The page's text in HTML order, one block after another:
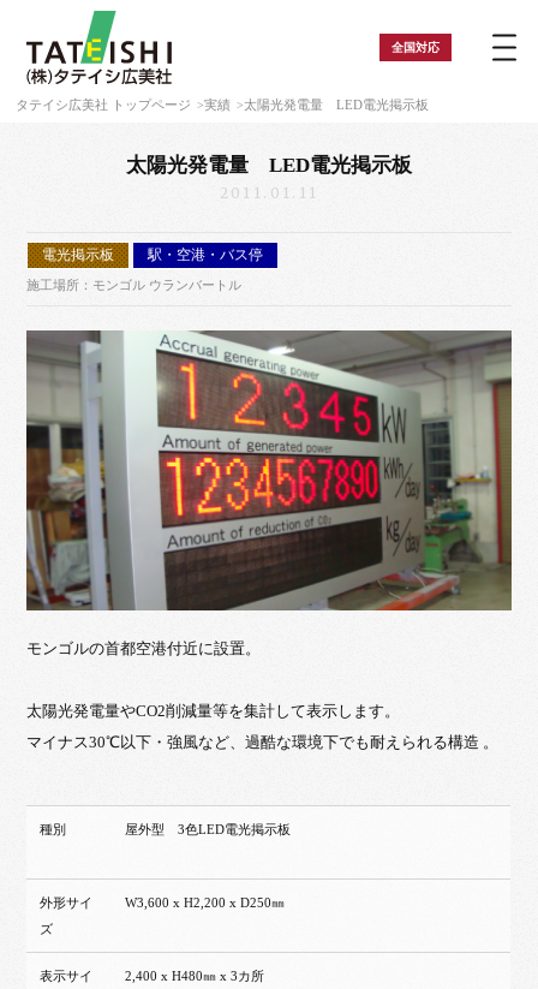
全国対応
タテイシ広美社 トップページ 実績 太陽光発電量 LED電光掲示板
太陽光発電量 LED電光掲示板
2011.01.11
電光掲示板 駅・空港・バス停
施工場所：モンゴル ウランバートル
モンゴルの首都空港付近に設置。
太陽光発電量やCO2削減量等を集計して表示します。
マイナス30℃以下・強風など、過酷な環境下でも耐えられる構造 。
種別 屋外型 3色LED電光掲示板
外形サイ
ズ
W3,600 x H2,200 x D250㎜
表示サイ
2,400 x H480㎜ x 3カ所